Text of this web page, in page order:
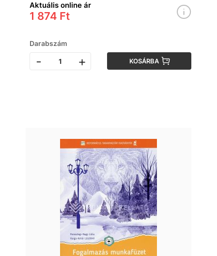
Aktuális online ár
1 874 Ft
Darabszám
- + KOSÁRBA